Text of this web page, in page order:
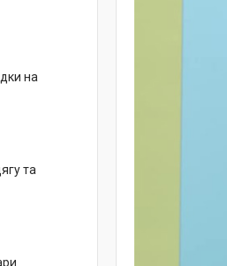
на
та